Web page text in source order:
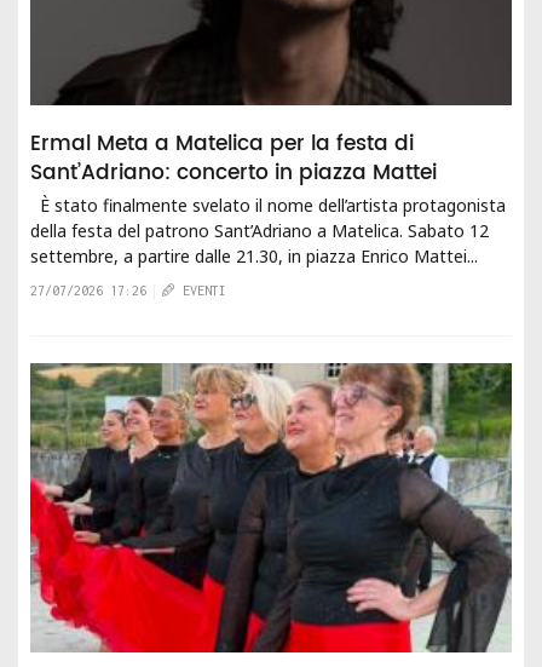
Ermal Meta a Matelica per la festa di
Sant’Adriano: concerto in piazza Mattei
È stato finalmente svelato il nome dell’artista protagonista
della festa del patrono Sant’Adriano a Matelica. Sabato 12
settembre, a partire dalle 21.30, in piazza Enrico Mattei...
27/07/2026 17:26 EVENTI